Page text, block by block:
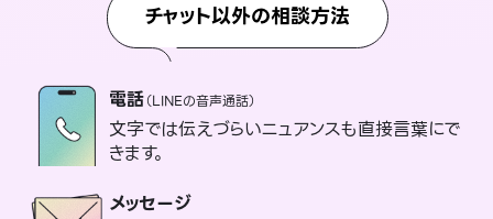
チャット以外の相談方法
電話（LINEの音声通話）
文字では伝えづらいニュアンスも直接言葉にで
きます。
メッセージ